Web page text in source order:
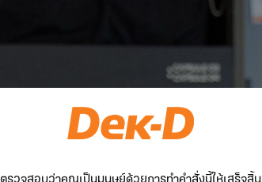
ตรวจสอบว่าคุณเป็นมนุษย์ด้วยการทำคำสั่งนี้ให้เสร็จสิ้น